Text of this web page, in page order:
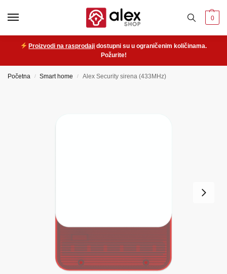
0
Proizvodi na rasprodaji dostupni su u ograničenim količinama.
Požurite!
Početna / Smart home / Alex Security sirena (433MHz)